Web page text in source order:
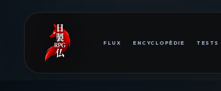
FLUX ENCYCLOPÉDIE TESTS